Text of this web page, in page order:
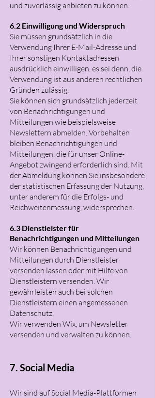
und zuverlässig anbieten zu können.
6.2 Einwilligung und Widerspruch
Sie müssen grundsätzlich in die
Verwendung Ihrer E-Mail-Adresse und
Ihrer sonstigen Kontaktadressen
ausdrücklich einwilligen, es sei denn, die
Verwendung ist aus anderen rechtlichen
Gründen zulässig.
Sie können sich grundsätzlich jederzeit
von Benachrichtigungen und
Mitteilungen wie beispielsweise
Newslettern abmelden. Vorbehalten
bleiben Benachrichtigungen und
Mitteilungen, die für unser Online-
Angebot zwingend erforderlich sind. Mit
der Abmeldung können Sie insbesondere
der statistischen Erfassung der Nutzung,
unter anderem für die Erfolgs- und
Reichweitenmessung, widersprechen.
6.3 Dienstleister für
Benachrichtigungen und Mitteilungen
Wir können Benachrichtigungen und
Mitteilungen durch Dienstleister
versenden lassen oder mit Hilfe von
Dienstleistern versenden. Wir
gewährleisten auch bei solchen
Dienstleistern einen angemessenen
Datenschutz.
Wir verwenden Wix, um Newsletter
versenden und verwalten zu können.
7. Social Media
Wir sind auf Social Media-Plattformen